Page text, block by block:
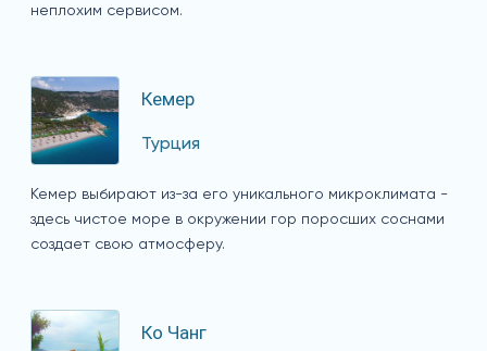
неплохим сервисом.
Кемер
Турция
Кемер выбирают из-за его уникального микроклимата -
здесь чистое море в окружении гор поросших соснами
создает свою атмосферу.
Ко Чанг